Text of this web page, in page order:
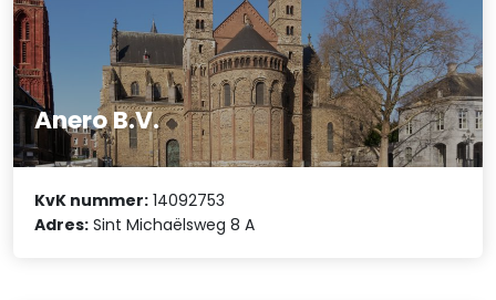
Anero B.V.
KvK nummer: 14092753
Adres: Sint Michaëlsweg 8 A